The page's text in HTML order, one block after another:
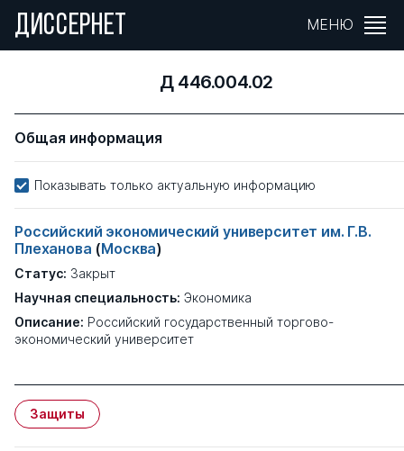
ДИССЕРНЕТ МЕНЮ
Д 446.004.02
Общая информация
Показывать только актуальную информацию
Российский экономический университет им. Г.В.
Плеханова (Москва)
Статус: Закрыт
Научная специальность: Экономика
Описание: Российский государственный торгово-
экономический университет
Защиты